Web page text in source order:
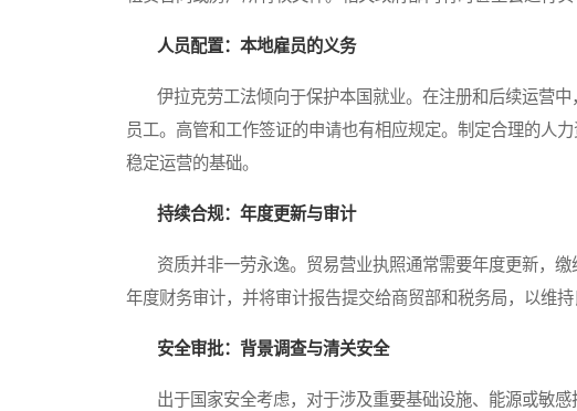
人员配置：本地雇员的义务
伊拉克劳工法倾向于保护本国就业。在注册和后续运营中
员工。高管和工作签证的申请也有相应规定。制定合理的人
稳定运营的基础。
持续合规：年度更新与审计
资质并非一劳永逸。贸易营业执照通常需要年度更新，缴
年度财务审计，并将审计报告提交给商贸部和税务局，以维持
安全审批：背景调查与清关安全
出于国家安全考虑，对于涉及重要基础设施、能源或敏感